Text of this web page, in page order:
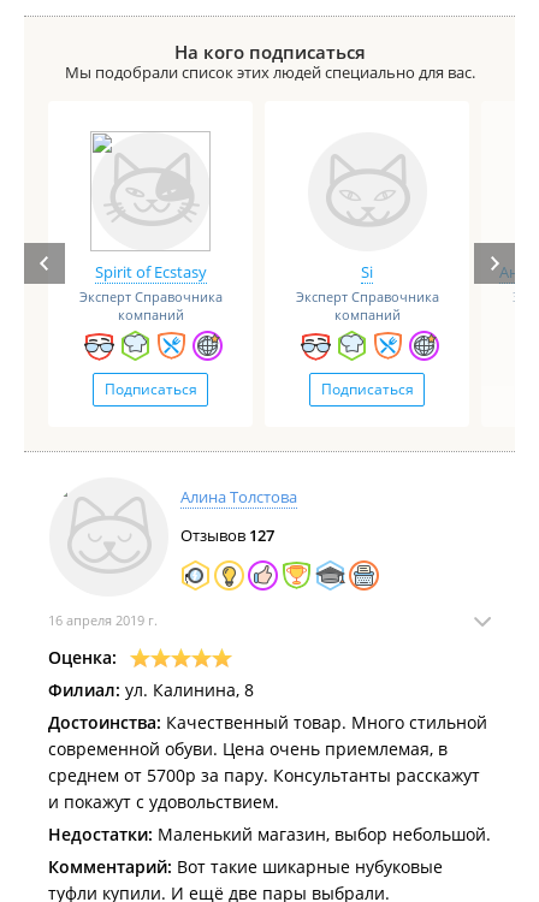
На кого подписаться
Мы подобрали список этих людей специально для вас.
Spirit of Ecstasy
Эксперт Справочника
компаний
Подписаться
Si
Эксперт Справочника
компаний
Подписаться
Алина Толстова
Отзывов 127
16 апреля 2019 г.
Оценка:
Филиал: ул. Калинина, 8
Достоинства: Качественный товар. Много стильной
современной обуви. Цена очень приемлемая, в
среднем от 5700р за пару. Консультанты расскажут
и покажут с удовольствием.
Недостатки: Маленький магазин, выбор небольшой.
Комментарий: Вот такие шикарные нубуковые
туфли купили. И ещё две пары выбрали.